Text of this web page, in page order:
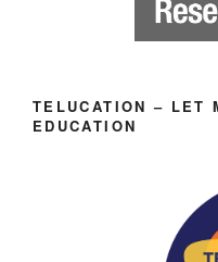
TELUCATION – LET
EDUCATION